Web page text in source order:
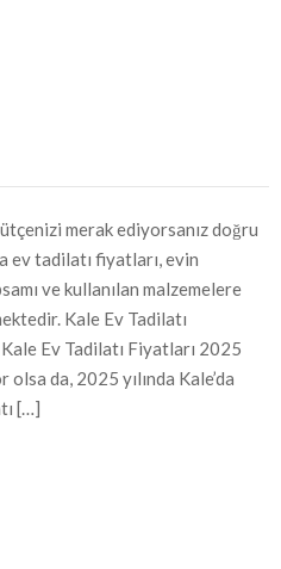
merak ediyorsanız doğru
ev tadilatı fiyatları, evin
ve kullanılan malzemelere
Kale Ev Tadilatı
Ev Tadilatı Fiyatları 2025
da, 2025 yılında Kale’da
[…]